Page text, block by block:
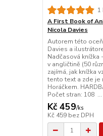
1
A First Book of
Nicola Davies
Autorem této
Davies a
Nadčasová
v angličtině (50
zajímá, jak knížka
tento text a zde je
Horáčkem.
Počet stran: 108 ...
Kč 459/ks
Kč 459 bez DPH